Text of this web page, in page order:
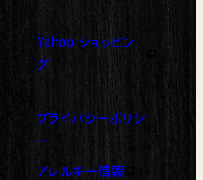
Yahoo!ショッピン
グ
（新しいタブで開く）
プライバシーポリシ
ー
（新しいタブで開く）
アレルギー情報